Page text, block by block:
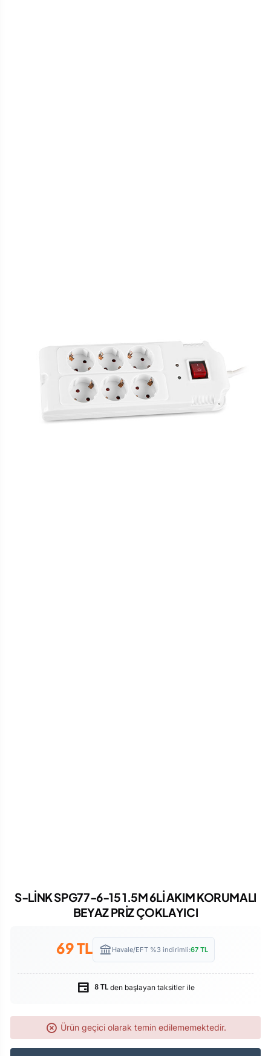
S-LİNK SPG77-6-15 1.5M 6Lİ AKIM KORUMALI
BEYAZ PRİZ ÇOKLAYICI
69TL Havale/EFT %3 indirimli:67 TL
8 TLden başlayan taksitler ile
Ürün geçici olarak temin edilememektedir.